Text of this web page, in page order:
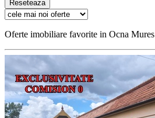
Reseteaza
Oferte imobiliare favorite in Ocna Mures